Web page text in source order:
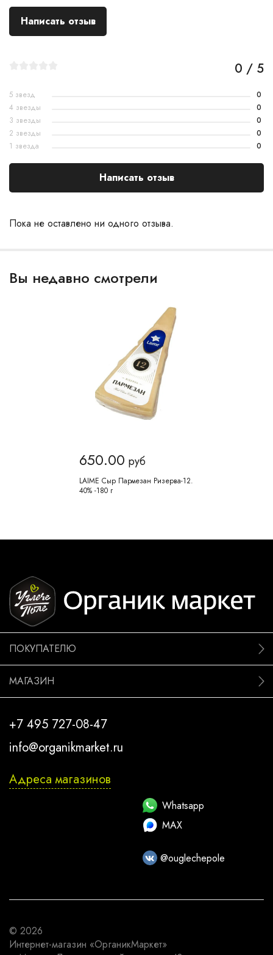
Написать отзыв
Пока не оставлено ни одного отзыва.
0 / 5
5 звезд
0
4 звезды
0
3 звезды
0
2 звезды
0
1 звезда
0
Написать отзыв
Вы недавно смотрели
650.00 руб
LAIME Сыр Пармезан Ризерва-12.
40% -180 г
ПОКУПАТЕЛЮ
МАГАЗИН
+7 495 727-08-47
info@organikmarket.ru
Адреса магазинов
Whatsapp
MAX
@ouglechepole
© 2026
Интернет-магазин «ОрганикМаркет»